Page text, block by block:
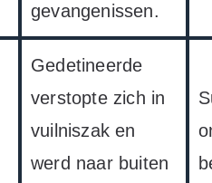
gevangenissen.
Gedetineerde
verstopte zich in
vuilniszak en
werd naar buiten